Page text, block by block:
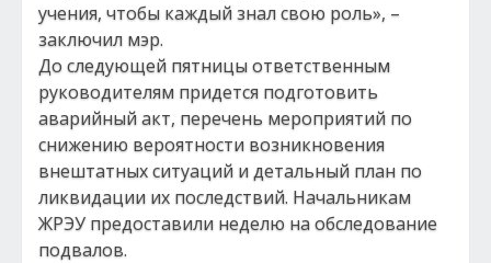
учения, чтобы каждый знал свою роль», –
заключил мэр.
До следующей пятницы ответственным
руководителям придется подготовить
аварийный акт, перечень мероприятий по
снижению вероятности возникновения
внештатных ситуаций и детальный план по
ликвидации их последствий. Начальникам
ЖРЭУ предоставили неделю на обследование
подвалов.